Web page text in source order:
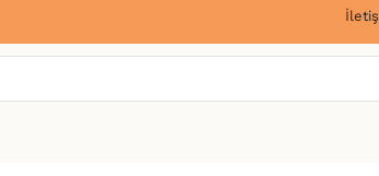
geldin hediyemiz var!
%10 indirimfırsatını yakala.